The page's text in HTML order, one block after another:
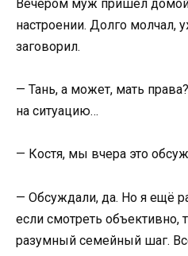
Вечером муж пришёл
настроении. Долго молчал,
заговорил.
— Тань, а может, мать
на ситуацию…
— Костя, мы вчера это
— Обсуждали, да. Но я ещё
если смотреть объективно,
разумный семейный шаг.